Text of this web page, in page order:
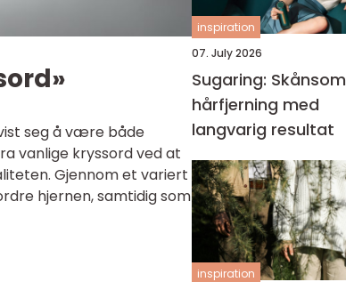
seg å være både
vanlige kryssord ved at
Gjennom et variert
hjernen, samtidig som
inspiration
07. July 2026
Sugaring: Skånsom
hårfjerning med
langvarig resultat
inspiration